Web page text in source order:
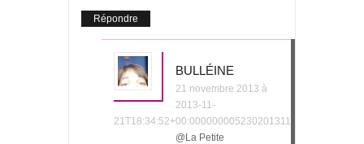
Répondre
BULLÉINE
21 novembre 2013 à
2013-11-
21T18:34:52+00:000000005230201311
@La Petite